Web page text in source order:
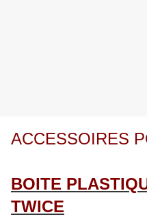
ACCESSOIRES
BOITE
TWICE